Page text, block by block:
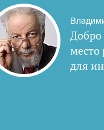
Добро
место
для